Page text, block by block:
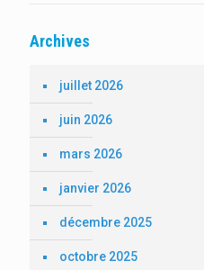
Archives
juillet 2026
juin 2026
mars 2026
janvier 2026
décembre 2025
octobre 2025